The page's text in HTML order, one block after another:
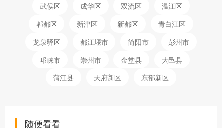
武侯区
成华区 双流区
温江区
郫都区
新津区 新都区
青白江区
龙泉驿区
都江堰市 简阳市
彭州市
邛崃市
崇州市 金堂县
大邑县
蒲江县
天府新区 东部新区
随便看看